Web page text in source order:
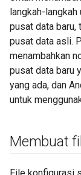
langkah-
pusat data baru,
pusat data asli.
menambahkan
pusat data baru
yang ada, dan
untuk
Membuat